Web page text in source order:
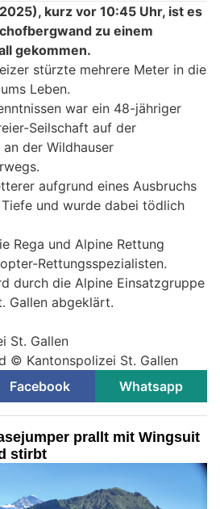
kurz vor 10:45 Uhr, ist es
zu einem
gekommen.
stürzte mehrere Meter in die
Leben.
war ein 48-jähriger
Seilschaft auf der
an der Wildhauser
aufgrund eines Ausbruchs
und wurde dabei tödlich
Rega und Alpine Rettung
Rettungsspezialisten.
durch die Alpine Einsatzgruppe
Gallen abgeklärt.
St. Gallen
© Kantonspolizei St. Gallen
Facebook Whatsapp
prallt mit Wingsuit
stirbt